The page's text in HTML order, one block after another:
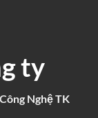
ty
Nghệ TK